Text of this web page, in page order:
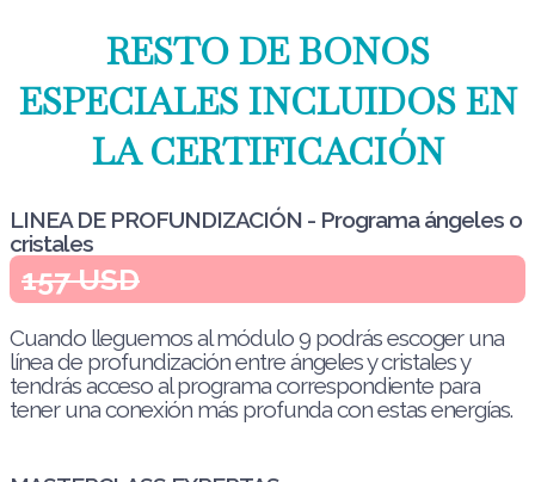
RESTO DE BONOS
ESPECIALES INCLUIDOS EN
LA CERTIFICACIÓN
LINEA DE PROFUNDIZACIÓN - Programa ángeles o
cristales
157 USD
Cuando lleguemos al módulo 9 podrás escoger una
línea de profundización entre ángeles y cristales y
tendrás acceso al programa correspondiente para
tener una conexión más profunda con estas energías.